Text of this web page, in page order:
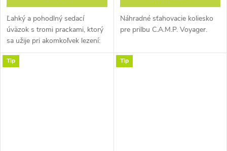
Ľahký a pohodlný sedací
úväzok s tromi prackami, ktorý
sa užije pri akomkoľvek lezení:
na umelej stene, športovkách,
viacdĺžkach aj v alpských
Náhradné sťahovacie koliesko
pre prilbu C.A.M.P. Voyager.
Tip Tip